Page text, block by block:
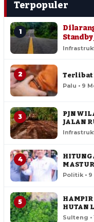
Terpopuler
1
2 Terlibat
Palu • 9
3
PJN
JALAN
4
Politik • 9
5
HAMPIR
HUTAN
HEKTAR
Sulteng •